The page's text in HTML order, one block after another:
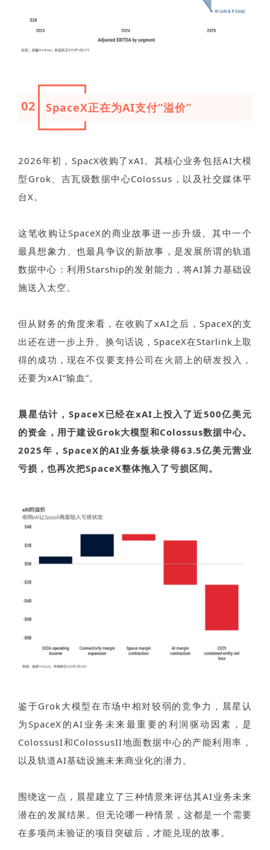
02 SpaceX正在为AI支付“溢价”
2026年初，SpacX收购了xAI。其核心业务包括AI大模
型Grok、吉瓦级数据中心Colossus，以及社交媒体平
台X。
这笔收购让SpaceX的商业故事进一步升级。其中一个
最具想象力、也最具争议的新故事，是发展所谓的轨道
数据中心：利用Starship的发射能力，将AI算力基础设
施送入太空。
但从财务的角度来看，在收购了xAI之后，SpaceX的支
出还在进一步上升。换句话说，SpaceX在Starlink上取
得的成功，现在不仅要支持公司在火箭上的研发投入，
还要为xAI“输血”。
晨星估计，SpaceX已经在xAI上投入了近500亿美元
的资金，用于建设Grok大模型和Colossus数据中心。
2025年，SpaceX的AI业务板块录得63.5亿美元营业
亏损，也再次把SpaceX整体拖入了亏损区间。
鉴于Grok大模型在市场中相对较弱的竞争力，晨星认
为SpaceX的AI业务未来最重要的利润驱动因素，是
ColossusI和ColossusII地面数据中心的产能利用率，
以及轨道AI基础设施未来商业化的潜力。
围绕这一点，晨星建立了三种情景来评估其AI业务未来
潜在的发展结果。但无论哪一种情景，这都是一个需要
在多项尚未验证的项目突破后，才能兑现的故事。